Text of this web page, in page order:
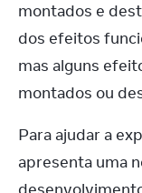
montados e
dos efeitos
mas alguns
montados ou
Para ajudar a
apresenta uma